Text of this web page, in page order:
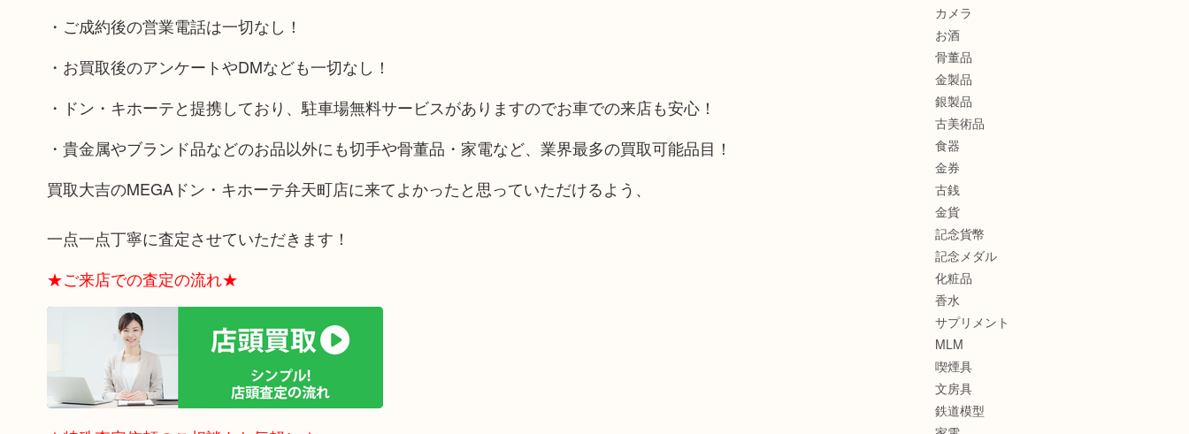
・ご成約後の営業電話は一切なし！
・お買取後のアンケートやDMなども一切なし！
・ドン・キホーテと提携しており、駐車場無料サービスがありますのでお車での来店も安心！
・貴金属やブランド品などのお品以外にも切手や骨董品・家電など、業界最多の買取可能品目！
買取大吉のMEGAドン・キホーテ弁天町店に来てよかったと思っていただけるよう、
一点一点丁寧に査定させていただきます！
★ご来店での査定の流れ★
カメラ
お酒
骨董品
金製品
銀製品
古美術品
食器
金券
古銭
金貨
記念貨幣
記念メダル
化粧品
香水
サプリメント
MLM
喫煙具
文房具
鉄道模型